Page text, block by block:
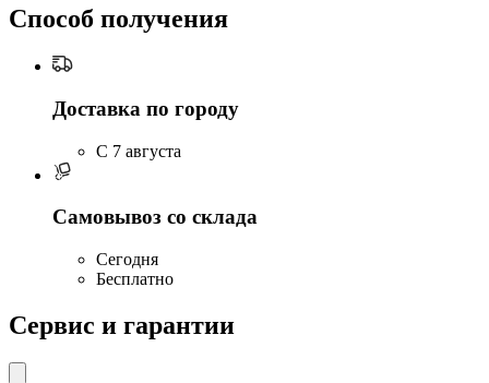
Способ получения
Доставка по городу
C 7 августа
Самовывоз со склада
Сегодня
Бесплатно
Сервис и гарантии